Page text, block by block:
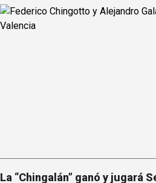
La “Chingalán” ganó y jugará